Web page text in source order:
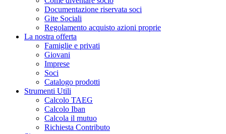
Documentazione riservata soci
Gite Sociali
Regolamento acquisto azioni proprie
La nostra offerta
Famiglie e privati
Giovani
Imprese
Soci
Catalogo prodotti
Strumenti Utili
Calcolo TAEG
Calcolo Iban
Calcola il mutuo
Richiesta Contributo